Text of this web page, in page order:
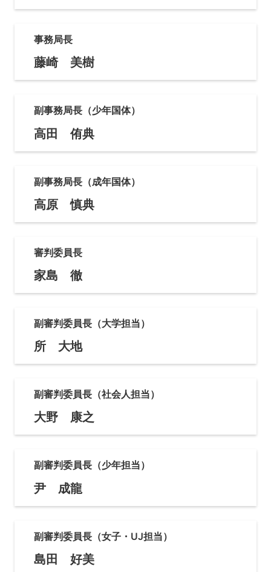
事務局長
藤崎 美樹
副事務局長（少年国体）
高田 侑典
副事務局長（成年国体）
高原 慎典
審判委員長
家島 徹
副審判委員長（大学担当）
所 大地
副審判委員長（社会人担当）
大野 康之
副審判委員長（少年担当）
尹 成龍
副審判委員長（女子・UJ担当）
島田 好美